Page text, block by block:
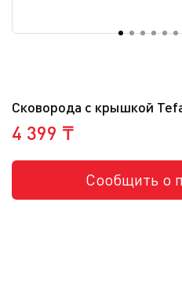
Сковорода с крышкой
4 399 ₸
Сообщить о